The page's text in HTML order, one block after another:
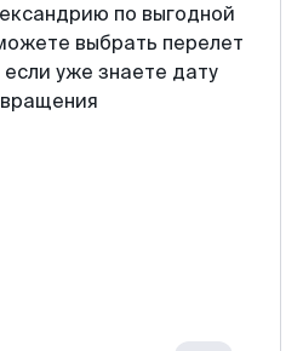
по выгодной
выбрать перелет
уже знаете дату